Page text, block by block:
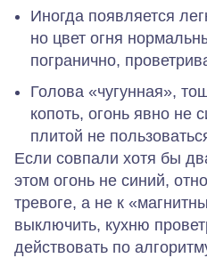
Иногда появляется
но цвет огня
погранично,
Голова «чугунная»,
копоть, огонь явно не
плитой не
Если совпали хотя бы
этом огонь не синий,
тревоге, а не к
выключить, кухню
действовать по